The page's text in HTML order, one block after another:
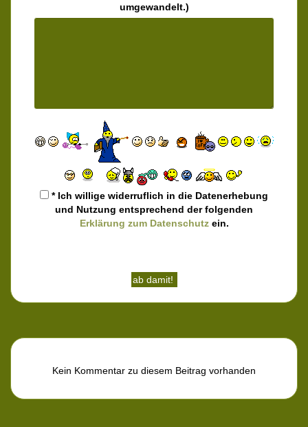
umgewandelt.)
* Ich willige widerruflich in die Datenerhebung
und Nutzung entsprechend der folgenden
Erklärung zum Datenschutzein.
Kein Kommentar zu diesem Beitrag vorhanden